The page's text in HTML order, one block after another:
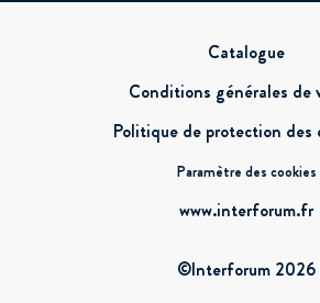
Catalogue
Conditions générales de
Politique de protection des
Paramètre des cookies
www.interforum.fr
©Interforum 2026